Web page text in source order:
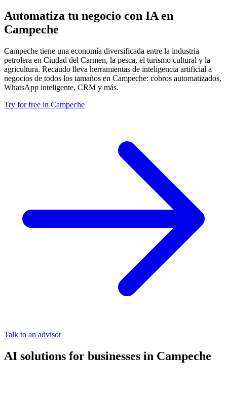
Automatiza tu negocio con IA en
Campeche
Campeche tiene una economía diversificada entre la industria
petrolera en Ciudad del Carmen, la pesca, el turismo cultural y la
agricultura. Recaudo lleva herramientas de inteligencia artificial a
negocios de todos los tamaños en Campeche: cobros automatizados,
WhatsApp inteligente, CRM y más.
Try for free in Campeche
Talk to an advisor
AI solutions for businesses in Campeche